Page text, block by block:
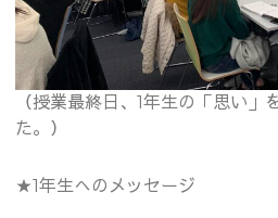
（授業最終日、1年生の「思い」
た。）
★1年生へのメッセージ